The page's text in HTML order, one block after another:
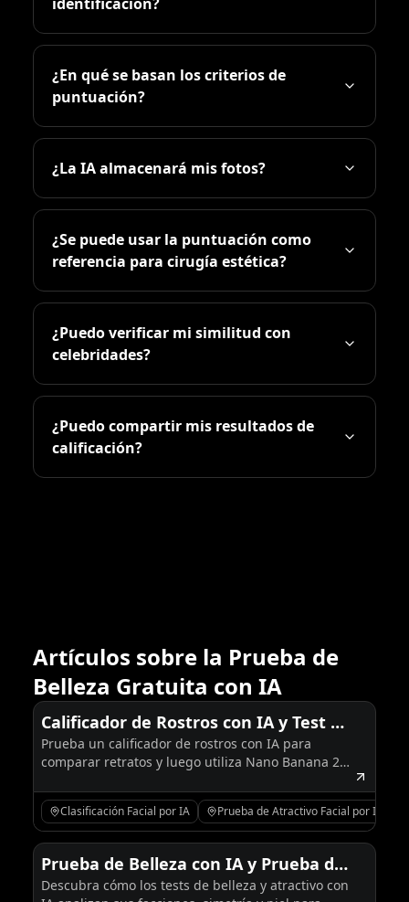
¿En qué se basan los criterios de
puntuación?
¿La IA almacenará mis fotos?
¿Se puede usar la puntuación como
referencia para cirugía estética?
¿Puedo verificar mi similitud con
celebridades?
¿Puedo compartir mis resultados de
calificación?
Artículos sobre la Prueba de
Belleza Gratuita con IA
Calificador de Rostros con IA y Test de
Belleza con IA: Cómo Hacer la Prueba
y Cómo Editar Imágenes
Prueba un calificador de rostros con IA para
comparar retratos y luego utiliza Nano Banana 2
rendimiento.
Clasificación Facial por IA Prueba de Atractivo Facial por IA
Prueba de Belleza con IA y Prueba de
Atractivo: Todo lo que Necesitas
Descubra cómo los tests de belleza y atractivo con